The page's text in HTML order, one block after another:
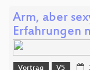
Arm, aber
Erfahrungen
Vortrag V5